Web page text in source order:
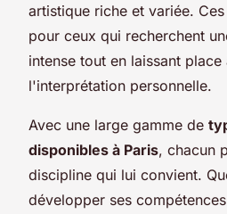
artistique riche et variée.
pour ceux qui recherchent
intense tout en laissant
l'interprétation personnelle.
Avec une large gamme de
disponibles à Paris, chacun
discipline qui lui convient.
développer ses